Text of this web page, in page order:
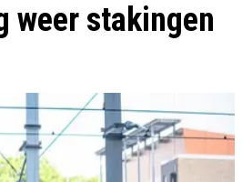
weer stakingen